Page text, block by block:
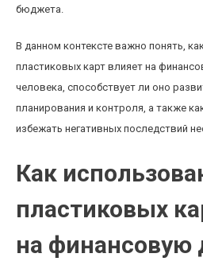
бюджета.
В данном контексте важно понять,
пластиковых карт влияет на
человека, способствует ли оно
планирования и контроля, а также
избежать негативных последствий
Как
пластиковых
на финансовую